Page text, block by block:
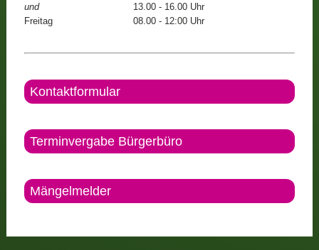
und
13.00 - 16.00 Uhr
Freitag
08.00 - 12:00 Uhr
Kontaktformular
Terminvergabe Bürgerbüro
Mängelmelder